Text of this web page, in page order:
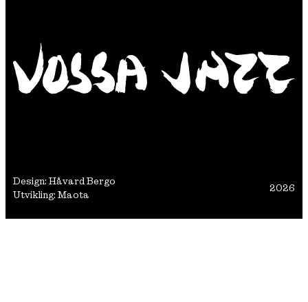
Design: Håvard Bergo
Utvikling: Maota
2026